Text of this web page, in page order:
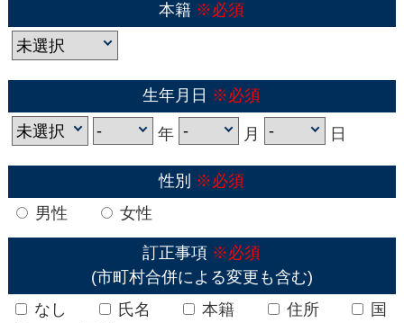
本籍 ※必須
生年月日 ※必須
年 月 日
性別 ※必須
男性
女性
訂正事項 ※必須
(市町村合併による変更も含む)
なし
氏名 本籍 住所
国